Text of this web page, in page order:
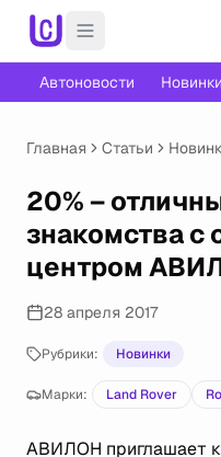
Автоновости Новинки
Главная Статьи
20% –
знакомства с
центром
28 апреля 2017
Рубрики: Новинки
Марки: Land Rover
АВИЛОН приглашает к